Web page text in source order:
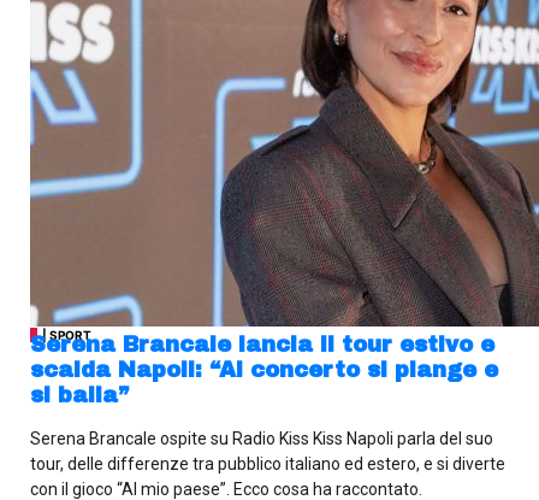
| SPORT
Serena Brancale lancia il tour estivo e
scalda Napoli: “Al concerto si piange e
si balla”
Serena Brancale ospite su Radio Kiss Kiss Napoli parla del suo
tour, delle differenze tra pubblico italiano ed estero, e si diverte
con il gioco “Al mio paese”. Ecco cosa ha raccontato.